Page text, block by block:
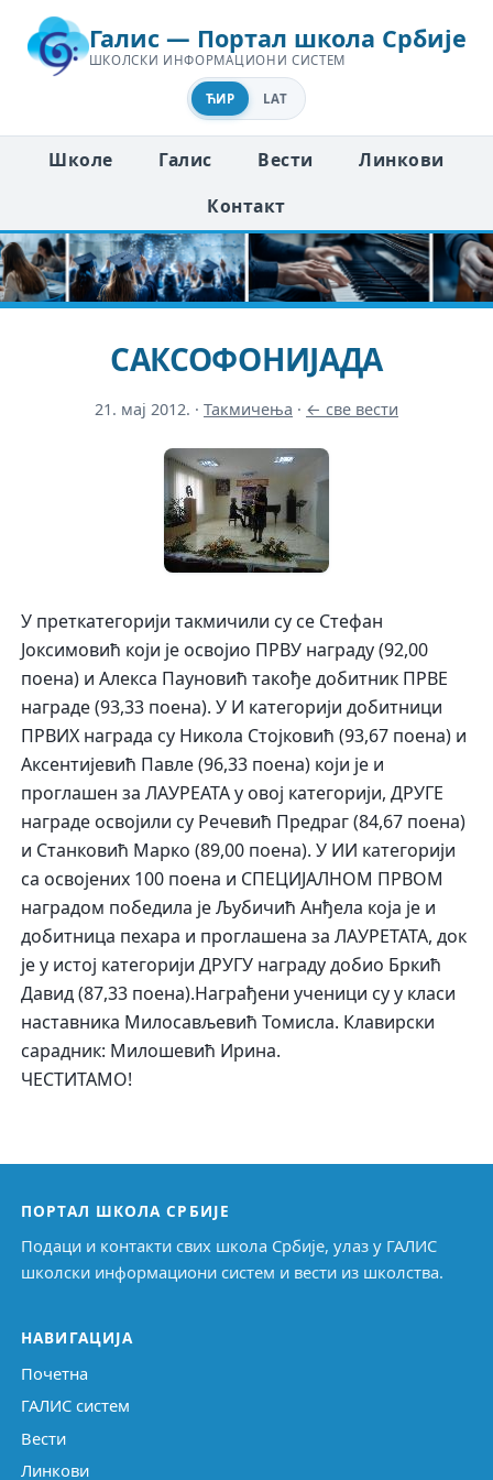
Галис — Портал школа Србије
ШКОЛСКИ ИНФОРМАЦИОНИ СИСТЕМ
ЋИР LAT
Школе Галис Вести
Линкови
Контакт
САКСОФОНИЈАДА
21. мај 2012. · Такмичења · ← све вести
У преткатегорији такмичили су се Стефан
Јоксимовић који је освојио ПРВУ награду (92,00
поена) и Алекса Пауновић такође добитник ПРВЕ
награде (93,33 поена). У И категорији добитници
ПРВИХ награда су Никола Стојковић (93,67 поена) и
Аксентијевић Павле (96,33 поена) који је и
проглашен за ЛАУРЕАТА у овој категорији, ДРУГЕ
награде освојили су Речевић Предраг (84,67 поена)
и Станковић Марко (89,00 поена). У ИИ категорији
са освојених 100 поена и СПЕЦИЈАЛНОМ ПРВОМ
наградом победила је Љубичић Анђела која је и
добитница пехара и проглашена за ЛАУРЕТАТА, док
је у истој категорији ДРУГУ награду добио Бркић
Давид (87,33 поена).Награђени ученици су у класи
наставника Милосављевић Томисла. Клавирски
сарадник: Милошевић Ирина.
ЧЕСТИТАМО!
ПОРТАЛ ШКОЛА СРБИЈЕ
Подаци и контакти свих школа Србије, улаз у ГАЛИС
школски информациони систем и вести из школства.
НАВИГАЦИЈА
Почетна
ГАЛИС систем
Вести
Линкови